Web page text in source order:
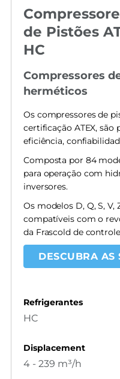
de Pistões
HC
Compressores
herméticos
Os compressores de
certificação ATEX,
eficiência,
Composta por 84
para operação com
inversores.
Os modelos D, Q, S,
compatíveis com o
da Frascold de
DESCUBRA AS
Refrigerantes
HC
Displacement
4 - 239 m³/h